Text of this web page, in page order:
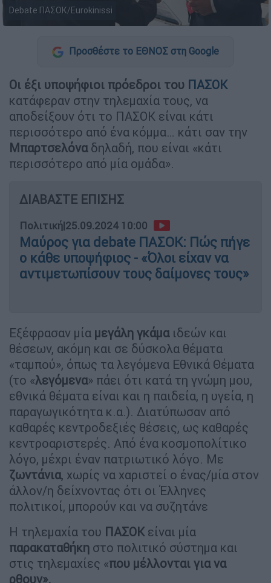
Debate ΠΑΣΟΚ/Eurokinissi
Προσθέστε το ΕΘΝΟΣ στη Google
Οι έξι υποψήφιοι πρόεδροι του ΠΑΣΟΚ
κατάφεραν στην τηλεμαχία τους, να
αποδείξουν ότι το ΠΑΣΟΚ είναι κάτι
περισσότερο από ένα κόμμα… κάτι σαν την
Μπαρτσελόναδηλαδή, που είναι «κάτι
περισσότερο από μία ομάδα».
ΔΙΑΒΑΣΤΕ ΕΠΙΣΗΣ
Πολιτική|25.09.2024 10:00
Μαύρος για debate ΠΑΣΟΚ: Πώς πήγε
ο κάθε υποψήφιος - «Όλοι είχαν να
αντιμετωπίσουν τους δαίμονες τους»
Εξέφρασαν μία μεγάλη γκάμαιδεών και
θέσεων, ακόμη και σε δύσκολα θέματα
«ταμπού», όπως τα λεγόμενα Εθνικά Θέματα
(το «λεγόμενα» πάει ότι κατά τη γνώμη μου,
εθνικά θέματα είναι και η παιδεία, η υγεία, η
παραγωγικότητα κ.α.). Διατύπωσαν από
καθαρές κεντροδεξιές θέσεις, ως καθαρές
κεντροαριστερές. Από ένα κοσμοπολίτικο
λόγο, μέχρι έναν πατριωτικό λόγο. Με
ζωντάνια, χωρίς να χαριστεί ο ένας/μία στον
άλλον/η δείχνοντας ότι οι Έλληνες
πολιτικοί, μπορούν και να συζητάνε
Η τηλεμαχία του ΠΑΣΟΚ είναι μία
παρακαταθήκη στο πολιτικό σύστημα και
στις τηλεμαχίες «που μέλλονται για να
ρθουν».